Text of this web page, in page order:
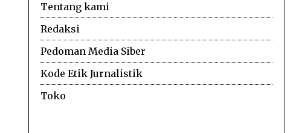
Tentang kami
Redaksi
Pedoman Media Siber
Kode Etik Jurnalistik
Toko